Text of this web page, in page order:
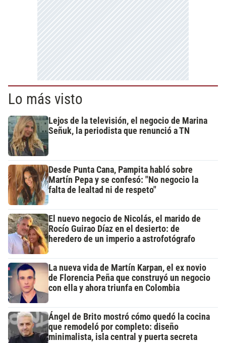
Lo más visto
Lejos de la televisión, el negocio de Marina
Señuk, la periodista que renunció a TN
Desde Punta Cana, Pampita habló sobre
Martín Pepa y se confesó: "No negocio la
falta de lealtad ni de respeto"
El nuevo negocio de Nicolás, el marido de
Rocío Guirao Díaz en el desierto: de
heredero de un imperio a astrofotógrafo
La nueva vida de Martín Karpan, el ex novio
de Florencia Peña que construyó un negocio
con ella y ahora triunfa en Colombia
Ángel de Brito mostró cómo quedó la cocina
que remodeló por completo: diseño
minimalista, isla central y puerta secreta